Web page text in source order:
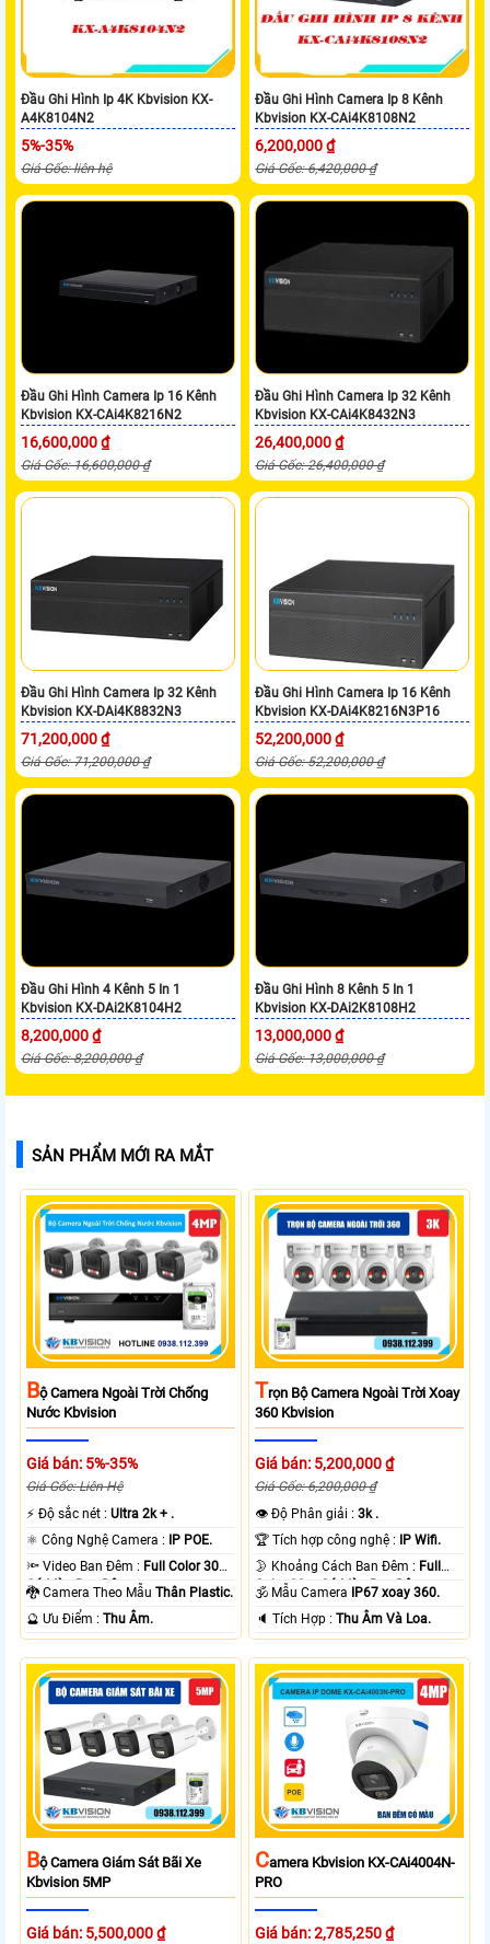
Đầu Ghi Hình Ip 4K Kbvision KX-
A4K8104N2
5%-35%
Giá Gốc: liên hệ
Đầu Ghi Hình Camera Ip 8 Kênh
Kbvision KX-CAi4K8108N2
6,200,000 ₫
Giá Gốc: 6,420,000 ₫
Đầu Ghi Hình Camera Ip 16 Kênh
Kbvision KX-CAi4K8216N2
16,600,000 ₫
Giá Gốc: 16,600,000 ₫
Đầu Ghi Hình Camera Ip 32 Kênh
Kbvision KX-CAi4K8432N3
26,400,000 ₫
Giá Gốc: 26,400,000 ₫
Đầu Ghi Hình Camera Ip 32 Kênh
Kbvision KX-DAi4K8832N3
71,200,000 ₫
Giá Gốc: 71,200,000 ₫
Đầu Ghi Hình Camera Ip 16 Kênh
Kbvision KX-DAi4K8216N3P16
52,200,000 ₫
Giá Gốc: 52,200,000 ₫
Đầu Ghi Hình 4 Kênh 5 In 1
Kbvision KX-DAi2K8104H2
8,200,000 ₫
Giá Gốc: 8,200,000 ₫
Đầu Ghi Hình 8 Kênh 5 In 1
Kbvision KX-DAi2K8108H2
13,000,000 ₫
Giá Gốc: 13,000,000 ₫
SẢN PHẨM MỚI RA MẮT
BỘ Camera Ngoài Trời Chống
Nước Kbvision
Giá bán: 5%-35%
Giá Gốc: Liên Hệ
️⚡ Độ sắc nét :Ultra 2k + .
⚛️ Công Nghệ Camera :
IP POE.
🔦 Video Ban Đêm : Full Color 30m
Có Màu Ban Ðêm.
🐉️ Camera Theo MẫuThân Plastic.
️🔮 Ưu Điểm :Thu Âm.
TRọn Bộ Camera Ngoài Trời Xoay
360 Kbvision
Giá bán: 5,200,000 ₫
Giá Gốc: 6,200,000 ₫
👁 Độ Phân giải :3k .
🏆 Tích hợp công nghệ :
IP Wifi.
🌛 Khoảng Cách Ban Đêm : Full
Color 30m Có Màu Ban Ðêm.
🕉️ Mẫu Camera
IP67 xoay 360.
️🔈 Tích Hợp :Thu Âm Và Loa.
BỘ Camera Giám Sát Bãi Xe
Kbvision 5MP
Giá bán: 5,500,000 ₫
CAmera Kbvision KX-CAi4004N-
PRO
Giá bán: 2,785,250 ₫